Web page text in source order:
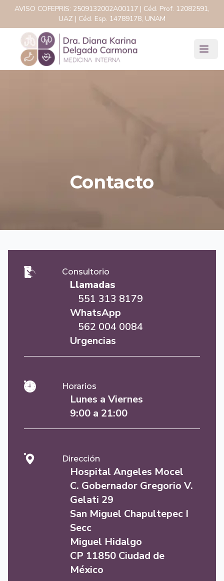
AVISO COFEPRIS: 2509132002A00117 | Céd. Prof. 12082591,
UAZ | Céd. Esp. 14789178, UNAM
Contacto
Consultorio
Llamadas
551 313 8179
WhatsApp
562 004 0084
Urgencias
Horarios
Lunes a Viernes
9:00 a 21:00
Dirección
Hospital Angeles Mocel
C. Gobernador Gregorio V.
Gelati 29
San Miguel Chapultepec I
Secc
Miguel Hidalgo
CP 11850 Ciudad de
México